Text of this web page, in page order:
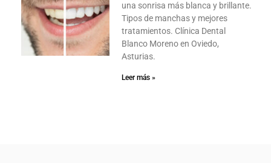
una sonrisa más blanca y brillante.
Tipos de manchas y mejores
tratamientos. Clínica Dental
Blanco Moreno en Oviedo,
Asturias.
Leer más »